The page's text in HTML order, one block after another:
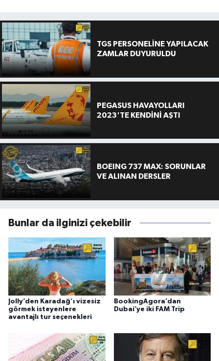
TGS PERSONELİNE YAPILACAK
ZAMLAR DUYURULDU
PEGASUS HAVAYOLLARI
2023'TE KENDİNİ AŞTI
BOEING 737 MAX: SORUNLAR
VE ALINAN DERSLER
Bunlar da ilginizi çekebilir
Jolly’den Karadağ’ı vizesiz
görmek isteyenlere
avantajlı tur seçenekleri
BookingAgora’dan
Dubai’ye iki FAM Trip